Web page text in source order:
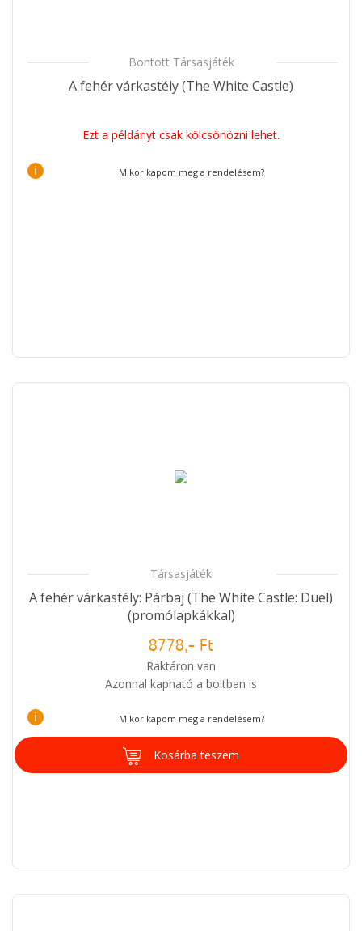
Bontott Társasjáték
A fehér várkastély (The White Castle)
Ezt a példányt csak kölcsönözni lehet.
i Mikor kapom meg a rendelésem?
Társasjáték
A fehér várkastély: Párbaj (The White Castle: Duel)
(promólapkákkal)
8778,- Ft
Raktáron van
Azonnal kapható a boltban is
i Mikor kapom meg a rendelésem?
Kosárba teszem